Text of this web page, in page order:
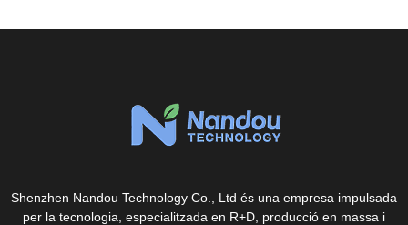
Shenzhen Nandou Technology Co., Ltd és una empresa impulsada
per la tecnologia, especialitzada en R+D, producció en massa i